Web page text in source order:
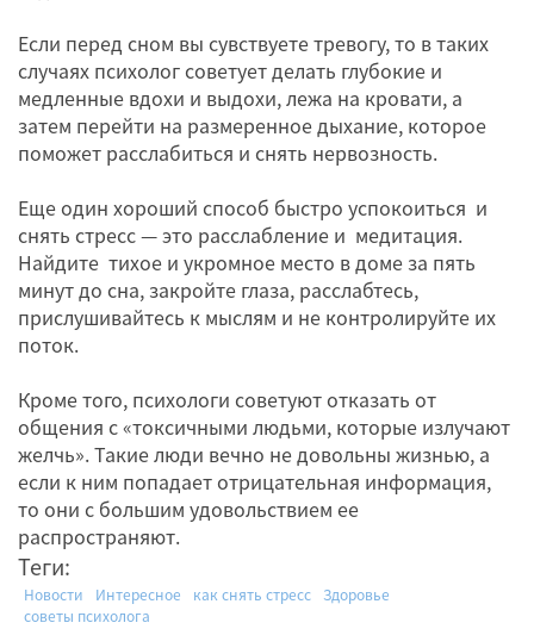
Если перед сном вы сувствуете тревогу, то в таких
случаях психолог советует делать глубокие и
медленные вдохи и выдохи, лежа на кровати, а
затем перейти на размеренное дыхание, которое
поможет расслабиться и снять нервозность.
Еще один хороший способ быстро успокоиться и
снять стресс — это расслабление и медитация.
Найдите тихое и укромное место в доме за пять
минут до сна, закройте глаза, расслабтесь,
прислушивайтесь к мыслям и не контролируйте их
поток.
Кроме того, психологи советуют отказать от
общения с «токсичными людьми, которые излучают
желчь». Такие люди вечно не довольны жизнью, а
если к ним попадает отрицательная информация,
то они с большим удовольствием ее
распространяют.
Теги:
Новости Интересное как снять стресс
Здоровье
советы психолога